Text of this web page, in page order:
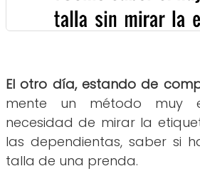
El otro día, estando de
mente un método muy
necesidad de mirar la
las dependientas, saber si
talla de una prenda.